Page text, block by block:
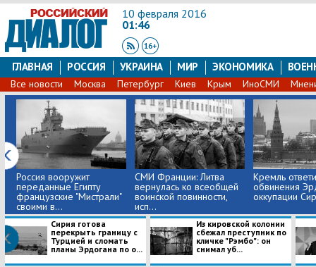
10 февраля 2016
01:46
ГЛАВНАЯ РОССИЯ УКРАИНА МИР ЭКОНОМИКА
Все новости Москва Петербург Киев Крым ИноСМИ
Россия вооружит
переданные Египту
французские "Мистрали"
своими в...
СМИ Франции: Литва
вернулась ко всеобщей
воинской повинности,
исп...
Кремль
обвинения
оккупации
Сирия готова
перекрыть границу с
Турцией и сломать
планы Эрдогана по о...
Из кировской колонии
сбежал преступник по
кличке "Рэмбо": он
снимал уб...